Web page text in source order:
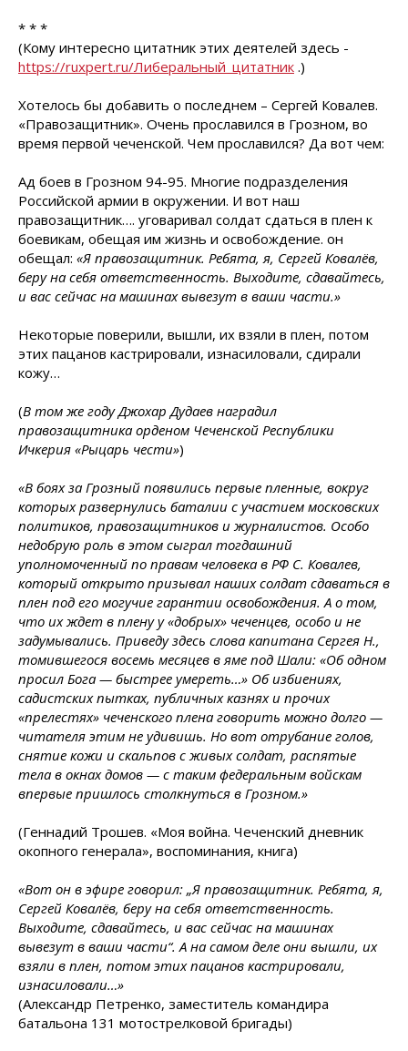
* * *
(Кому интересно цитатник этих деятелей здесь -
https://ruxpert.ru/Либеральный_цитатник .)
Хотелось бы добавить о последнем – Сергей Ковалев.
«Правозащитник». Очень прославился в Грозном, во
время первой чеченской. Чем прославился? Да вот чем:
Ад боев в Грозном 94-95. Многие подразделения
Российской армии в окружении. И вот наш
правозащитник…. уговаривал солдат сдаться в плен к
боевикам, обещая им жизнь и освобождение. он
обещал: «Я правозащитник. Ребята, я, Сергей Ковалёв,
беру на себя ответственность. Выходите, сдавайтесь,
и вас сейчас на машинах вывезут в ваши части.»
Некоторые поверили, вышли, их взяли в плен, потом
этих пацанов кастрировали, изнасиловали, сдирали
кожу…
(В том же году Джохар Дудаев наградил
правозащитника орденом Чеченской Республики
Ичкерия «Рыцарь чести»)
«В боях за Грозный появились первые пленные, вокруг
которых развернулись баталии с участием московских
политиков, правозащитников и журналистов. Особо
недобрую роль в этом сыграл тогдашний
уполномоченный по правам человека в РФ С. Ковалев,
который открыто призывал наших солдат сдаваться в
плен под его могучие гарантии освобождения. А о том,
что их ждет в плену у «добрых» чеченцев, особо и не
задумывались. Приведу здесь слова капитана Сергея Н.,
томившегося восемь месяцев в яме под Шали: «Об одном
просил Бога — быстрее умереть…» Об избиениях,
садистских пытках, публичных казнях и прочих
«прелестях» чеченского плена говорить можно долго —
читателя этим не удивишь. Но вот отрубание голов,
снятие кожи и скальпов с живых солдат, распятые
тела в окнах домов — с таким федеральным войскам
впервые пришлось столкнуться в Грозном.»
(Геннадий Трошев. «Моя война. Чеченский дневник
окопного генерала», воспоминания, книга)
«Вот он в эфире говорил: „Я правозащитник. Ребята, я,
Сергей Ковалёв, беру на себя ответственность.
Выходите, сдавайтесь, и вас сейчас на машинах
вывезут в ваши части“. А на самом деле они вышли, их
взяли в плен, потом этих пацанов кастрировали,
изнасиловали…»
(Александр Петренко, заместитель командира
батальона 131 мотострелковой бригады)